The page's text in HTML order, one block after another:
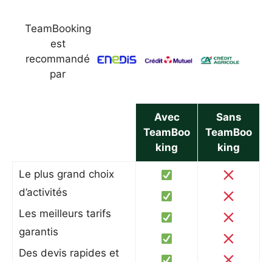
TeamBooking
est
recommandé
par
Avec
TeamBoo
king
Sans
TeamBoo
king
Le plus grand choix
d’activités
Les meilleurs tarifs
garantis
Des devis rapides et